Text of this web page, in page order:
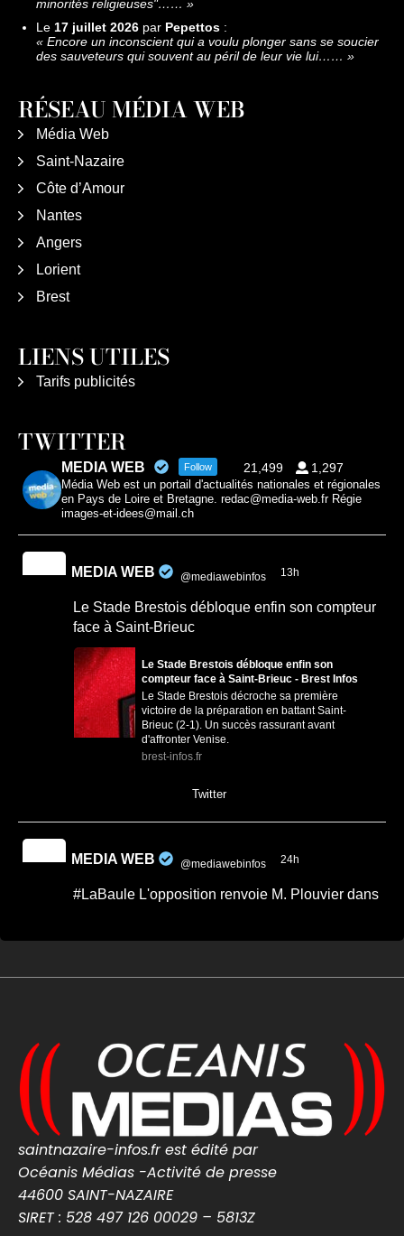
minorités religieuses"…… »
Le 17 juillet 2026 par Pepettos :
« Encore un inconscient qui a voulu plonger sans se soucier
des sauveteurs qui souvent au péril de leur vie lui…… »
RÉSEAU MÉDIA WEB
Média Web
Saint-Nazaire
Côte d’Amour
Nantes
Angers
Lorient
Brest
LIENS UTILES
Tarifs publicités
TWITTER
MEDIA WEB Follow 21,499 1,297
Média Web est un portail d'actualités nationales et régionales
en Pays de Loire et Bretagne. redac@media-web.fr Régie
images-et-idees@mail.ch
MEDIA WEB @mediawebinfos 13h
Le Stade Brestois débloque enfin son compteur
face à Saint-Brieuc
Le Stade Brestois débloque enfin son
compteur face à Saint-Brieuc - Brest Infos
Le Stade Brestois décroche sa première
victoire de la préparation en battant Saint-
Brieuc (2-1). Un succès rassurant avant
d'affronter Venise.
brest-infos.fr
Twitter
MEDIA WEB @mediawebinfos 24h
#LaBaule L'opposition renvoie M. Plouvier dans
faire preuve de rigueur. -...
cotedamour-infos.fr
0 Twitter
MEDIA WEB @mediawebinfos
L’Urssaf Pays de la Loire dévoile les temps forts
de son année 2025
saintnazaire-infos.fr est édité par
Océanis Médias -Activité de presse
44600 SAINT-NAZAIRE
SIRET : 528 497 126 00029 – 5813Z